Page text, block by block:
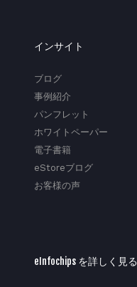
インサイト
ブログ
事例紹介
パンフレット
ホワイトペーパー
電子書籍
eStoreブログ
お客様の声
eInfochips を詳しく見る